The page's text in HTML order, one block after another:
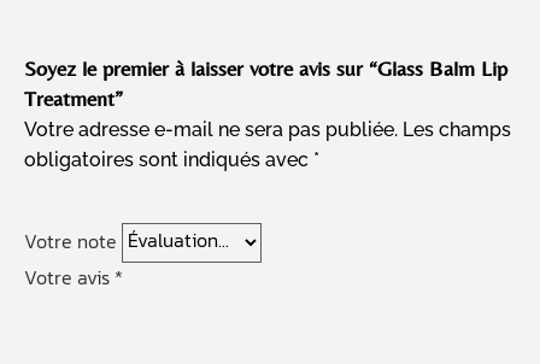
Soyez le premier à laisser votre avis sur “Glass Balm Lip
Treatment”
Votre adresse e-mail ne sera pas publiée. Les champs
obligatoires sont indiqués avec *
Votre note
Votre avis *